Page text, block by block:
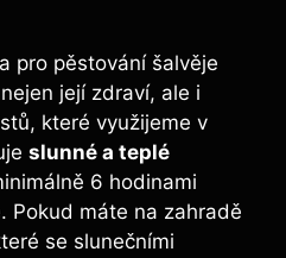
pro pěstování šalvěje
její zdraví, ale i
které využijeme v
slunné a teplé
6 hodinami
Pokud máte na zahradě
se slunečními